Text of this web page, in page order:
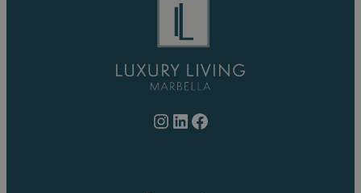
Instagram LinkedIn Facebook